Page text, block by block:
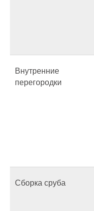
Внутренние
перегородки
Сборка сруба